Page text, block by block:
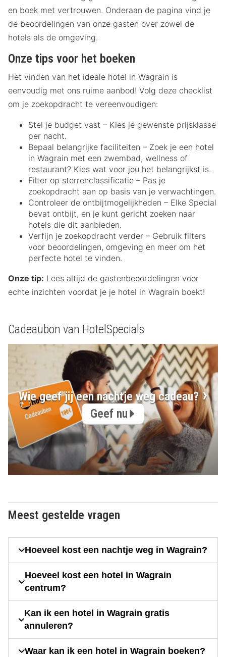
en boek met vertrouwen. Onderaan de pagina vind je
de beoordelingen van onze gasten over zowel de
hotels als de omgeving.
Onze tips voor het boeken
Het vinden van het ideale hotel in Wagrain is
eenvoudig met ons ruime aanbod! Volg deze checklist
om je zoekopdracht te vereenvoudigen:
Stel je budget vast – Kies je gewenste prijsklasse
per nacht.
Bepaal belangrijke faciliteiten – Zoek je een hotel
in Wagrain met een zwembad, wellness of
restaurant? Kies wat voor jou het belangrijkst is.
Filter op sterrenclassificatie – Pas je
zoekopdracht aan op basis van je verwachtingen.
Controleer de ontbijtmogelijkheden – Elke Special
bevat ontbijt, en je kunt gericht zoeken naar
hotels die dit aanbieden.
Verfijn je zoekopdracht verder – Gebruik filters
voor beoordelingen, omgeving en meer om het
perfecte hotel te vinden.
Onze tip: Lees altijd de gastenbeoordelingen voor
echte inzichten voordat je je hotel in Wagrain boekt!
Cadeaubon van HotelSpecials
Wie geef jij een nachtje weg cadeau?
Geef nu
Meest gestelde vragen
Hoeveel kost een nachtje weg in Wagrain?
Hoeveel kost een hotel in Wagrain
centrum?
Kan ik een hotel in Wagrain gratis
annuleren?
Waar kan ik een hotel in Wagrain boeken?